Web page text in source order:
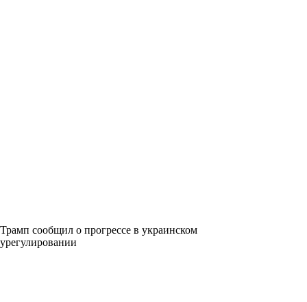
Трамп сообщил о прогрессе в украинском
урегулировании